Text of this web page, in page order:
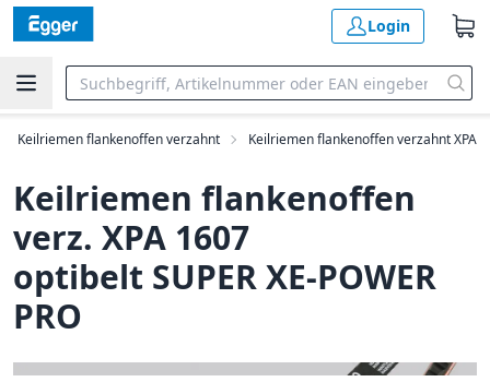
Login
Keilriemen flankenoffen verzahnt Keilriemen flankenoffen verzahnt XPA
Keilriemen flankenoffen
verz. XPA 1607
optibelt SUPER XE-POWER
PRO